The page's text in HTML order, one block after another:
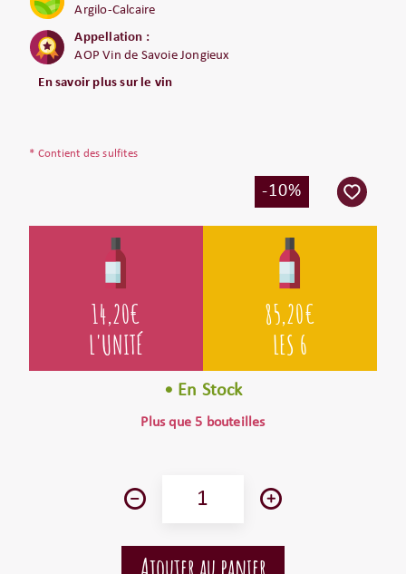
Argilo-Calcaire
Appellation :
AOP Vin de Savoie Jongieux
En savoir plus sur le vin
* Contient des sulfites
-10%
14,20€
L'UNITÉ
85,20€
LES 6
• En Stock
Plus que 5 bouteilles